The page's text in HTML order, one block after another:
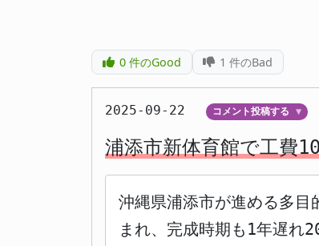
0件のGood 1 件のBad
2025-09-22 コメント投稿する ▼
浦添市新体育館で工費
沖縄県浦添市が進める多目
まれ、完成時期も1年遅れ